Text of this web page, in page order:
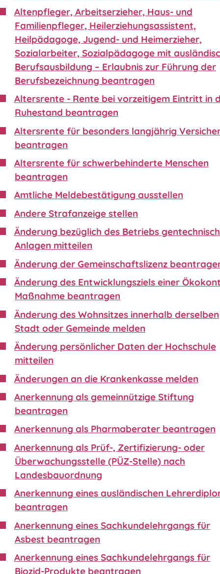
Altenpfleger, Arbeitserzieher, Haus- und
Familienpfleger, Heilerziehungsassistent,
Heilpädagoge, Jugend- und Heimerzieher,
Sozialarbeiter, Sozialpädagoge mit
Berufsausbildung – Erlaubnis zur Führung der
Berufsbezeichnung beantragen
Altersrente - Rente bei vorzeitigem Eintritt in
Ruhestand beantragen
Altersrente für besonders langjährig
beantragen
Altersrente für schwerbehinderte Menschen
beantragen
Amtliche Meldebestätigung ausstellen
Andere Strafanzeige stellen
Änderung bezüglich des Betriebs
Anlagen mitteilen
Änderung der Gemeinschaftslizenz
Änderung des Entwicklungsziels einer
Maßnahme beantragen
Änderung des Wohnsitzes innerhalb derselben
Stadt oder Gemeinde melden
Änderung persönlicher Daten der Hochschule
mitteilen
Änderungen an die Krankenkasse melden
Anerkennung als gemeinnützige Stiftung
beantragen
Anerkennung als Pharmaberater beantragen
Anerkennung als Prüf-, Zertifizierung- oder
Überwachungsstelle (PÜZ-Stelle) nach
Landesbauordnung
Anerkennung eines ausländischen
beantragen
Anerkennung eines Sachkundelehrgangs für
Asbest beantragen
Anerkennung eines Sachkundelehrgangs für
Biozid-Produkte beantragen